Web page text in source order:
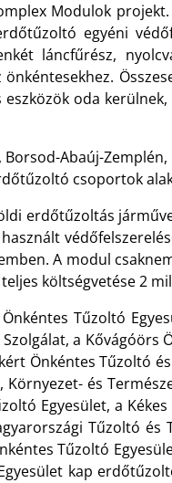
Modulok
egyéni
láncfűrész,
oda
Abaúj-
csoportok
erdőtűzoltás
A modul
költségvetése 2
Tűzoltó
a Kővágóörs
Önkéntes Tűzoltó
és
Egyesület, a
Tűzoltó és
Tűzoltó
kap